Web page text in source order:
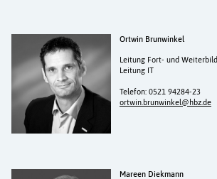
Kontakt
Ortwin Brunwinkel
Leitung Fort- und
Leitung IT
Telefon: 0521 94284-23
ortwin.brunwinkel@hbz.de
Mareen Diekmann